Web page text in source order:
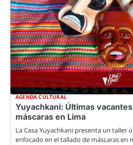
AGENDA CULTURAL
Yuyachkani: Últimas
máscaras en Lima
La Casa Yuyachkani presenta un taller
enfocado en el tallado de máscaras en